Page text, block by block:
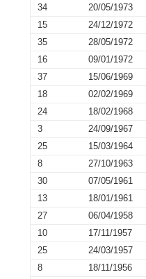
34
20/05/1973
15
24/12/1972
35
28/05/1972
16
09/01/1972
37
15/06/1969
18
02/02/1969
24
18/02/1968
3
24/09/1967
25
15/03/1964
8
27/10/1963
30
07/05/1961
13
18/01/1961
27
06/04/1958
10
17/11/1957
25
24/03/1957
8
18/11/1956